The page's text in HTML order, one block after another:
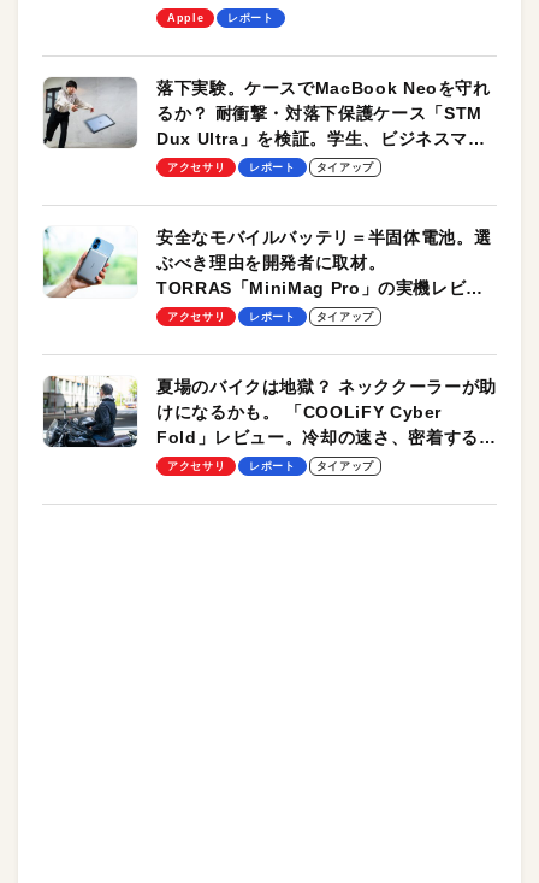
します！
Apple レポート
落下実験。ケースでMacBook Neoを守れ
るか？ 耐衝撃・対落下保護ケース「STM
Dux Ultra」を検証。学生、ビジネスマン
のモバイルユースに最適！
アクセサリ レポート タイアップ
安全なモバイルバッテリ＝半固体電池。選
ぶべき理由を開発者に取材。
TORRAS「MiniMag Pro」の実機レビュ
ーも
アクセサリ レポート タイアップ
夏場のバイクは地獄？ ネッククーラーが助
けになるかも。 「COOLiFY Cyber
Fold」レビュー。冷却の速さ、密着する冷
却プレート、シンプルな操作性がグッド！
アクセサリ レポート タイアップ